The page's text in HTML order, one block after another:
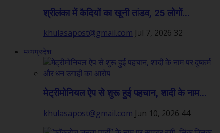
श्रीलंका में कैदियों का खूनी तांडव, 25 लोगों...
khulasapost@gmail.com Jul 7, 2026 32
मध्यप्रदेश
मेट्रीमोनियल ऐप से शुरू हुई पहचान, शादी के नाम...
khulasapost@gmail.com Jun 10, 2026 44